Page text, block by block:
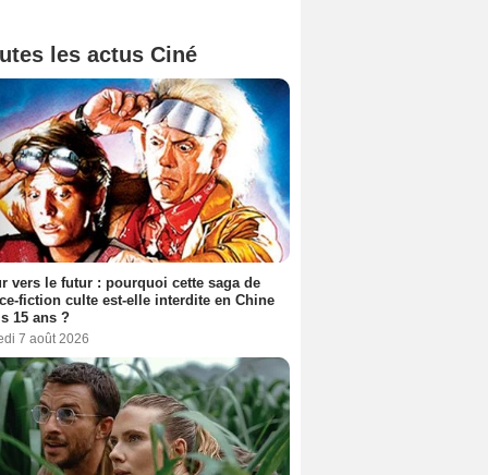
les actus Ciné
vers le futur : pourquoi cette saga de
fiction culte est-elle interdite en Chine
15 ans ?
7 août 2026